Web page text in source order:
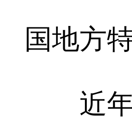
国地方
近年